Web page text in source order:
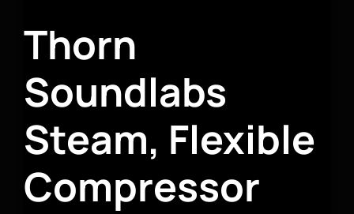
Thorn
Soundlabs
Steam, Flexible
Compressor